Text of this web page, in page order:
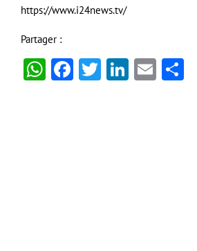
https://www.i24news.tv/
Partager :
WhatsApp
Facebook
Twitter
LinkedIn
Email